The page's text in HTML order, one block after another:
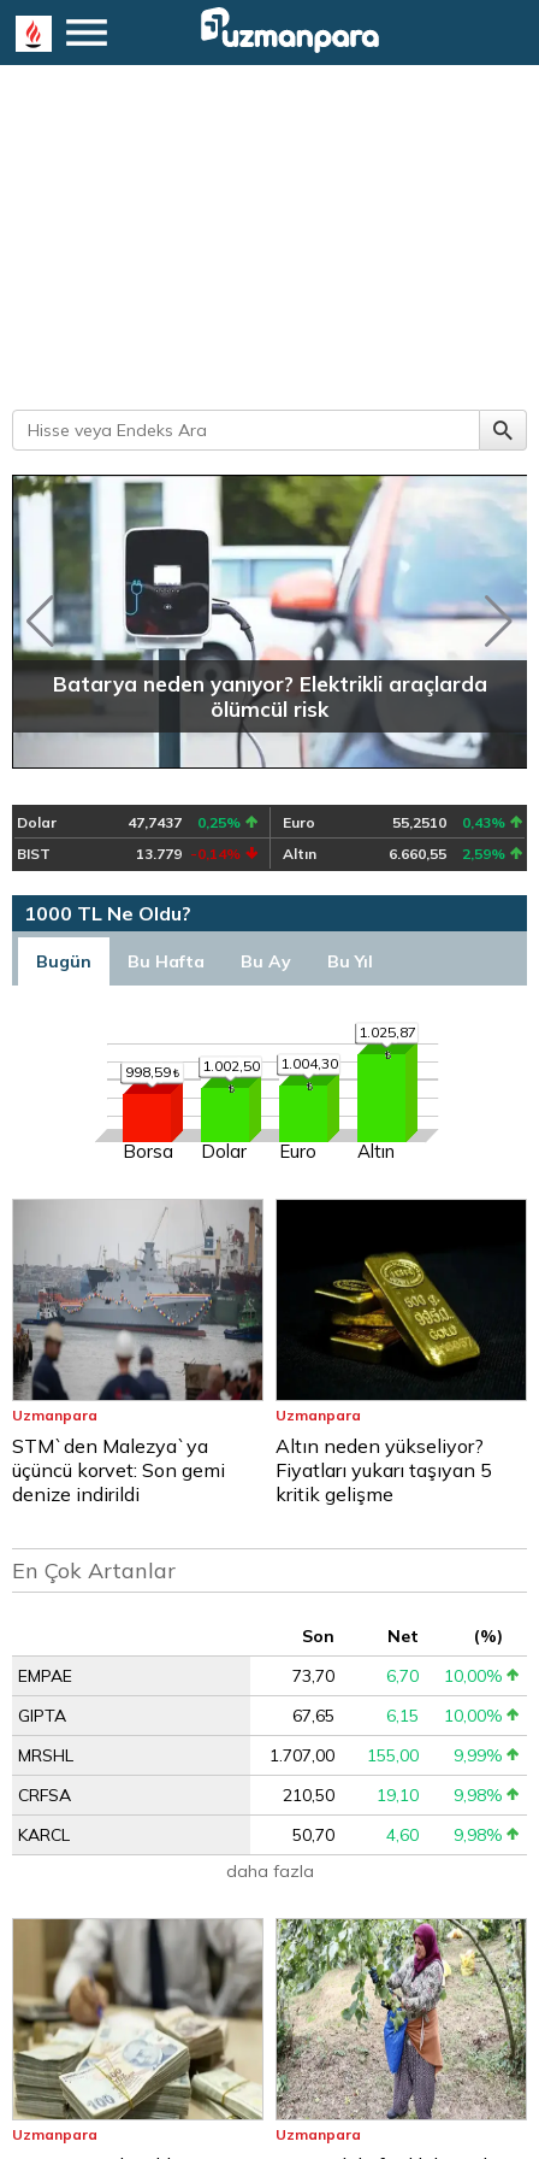
Batarya neden yanıyor? Elektrikli araçlarda
ölümcül risk
Dolar 47,7437 0,25% Euro 55,2510
0,43%
BIST
13.779 -0,14% Altın 6.660,55 2,59%
1000 TL Ne Oldu?
Bugün Bu Hafta Bu Ay Bu Yıl
998,59
Borsa
1.002,50
Dolar
1.004,30
Euro
1.025,87
Altın
Uzmanpara
STM`den Malezya`ya
üçüncü korvet: Son gemi
denize indirildi
Uzmanpara
Altın neden yükseliyor?
Fiyatları yukarı taşıyan 5
kritik gelişme
En Çok Artanlar
Son Net
(%)
EMPAE
73,70 6,70
10,00%
GIPTA
67,65 6,15
10,00%
MRSHL
1.707,00 155,00
9,99%
CRFSA
210,50 19,10
9,98%
KARCL
50,70 4,60
9,98%
daha fazla
Uzmanpara Uzmanpara